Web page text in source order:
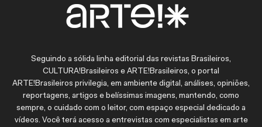
Seguindo a sólida linha editorial das revistas Brasileiros,
CULTURA!Brasileiros e ARTE!Brasileiros, o portal
ARTE!Brasileiros privilegia, em ambiente digital, análises, opiniões,
reportagens, artigos e belíssimas imagens, mantendo, como
sempre, o cuidado com o leitor, com espaço especial dedicado a
vídeos. Você terá acesso a entrevistas com especialistas em arte